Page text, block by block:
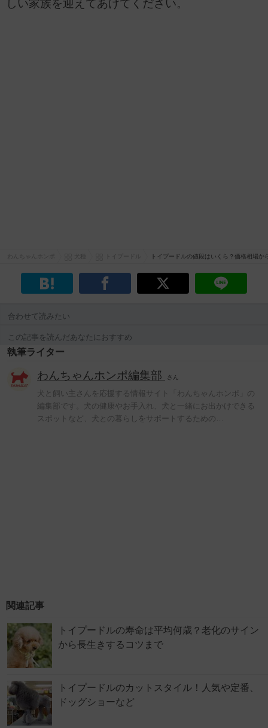
しい家族を迎えてあげてください。
トイプードルの値段はいくら？価格相場
合わせて読みたい
この記事を読んだあなたにおすすめ
執筆ライター
わんちゃんホンポ編集部 さん
犬と飼い主さんを応援する情報サイト「わんちゃんホンポ」の
編集部です。犬の健康やお手入れ、犬と一緒にお出かけできる
スポットなど、犬との暮らしをサポートするための…
関連記事
トイプードルの寿命は平均何歳？老化のサイン
から長生きするコツまで
トイプードルのカットスタイル！人気や定番、
ドッグショーなど